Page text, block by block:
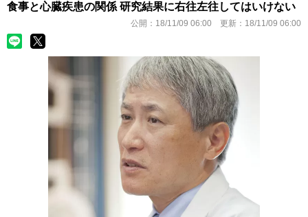
食事と心臓疾患の関係 研究結果に右往左往してはいけない
公開： 18/11/09 06:00 更新： 18/11/09 06:00